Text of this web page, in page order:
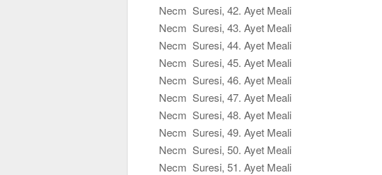
Necm Suresi, 42. Ayet Meali
Necm Suresi, 43. Ayet Meali
Necm Suresi, 44. Ayet Meali
Necm Suresi, 45. Ayet Meali
Necm Suresi, 46. Ayet Meali
Necm Suresi, 47. Ayet Meali
Necm Suresi, 48. Ayet Meali
Necm Suresi, 49. Ayet Meali
Necm Suresi, 50. Ayet Meali
Necm Suresi, 51. Ayet Meali